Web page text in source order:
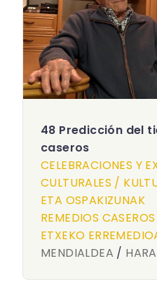
48 Predicción del
caseros
CELEBRACIONES Y
CULTURALES /
ETA OSPAKIZUNAK
REMEDIOS
ETXEKO
MENDIALDEA /